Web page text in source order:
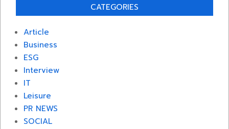
CATEGORIES
Article
Business
ESG
Interview
IT
Leisure
PR NEWS
SOCIAL